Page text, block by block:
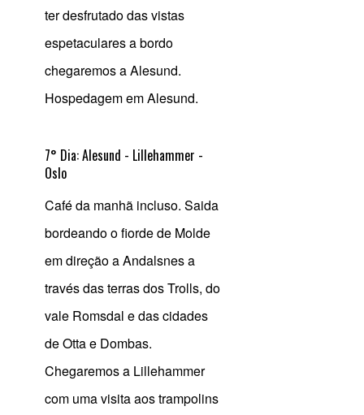
ter desfrutado das vistas
espetaculares a bordo
chegaremos a Alesund.
Hospedagem em Alesund.
7° Dia: Alesund - Lillehammer -
Oslo
Café da manhã incluso. Saida
bordeando o fiorde de Molde
em direção a Andalsnes a
través das terras dos Trolls, do
vale Romsdal e das cidades
de Otta e Dombas.
Chegaremos a Lillehammer
com uma visita aos trampolins